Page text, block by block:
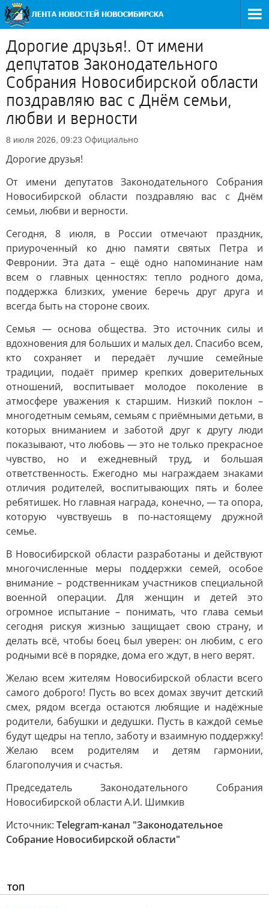
Дорогие друзья!. От имени
депутатов Законодательного
Собрания Новосибирской области
поздравляю вас с Днём семьи,
любви и верности
8 июля 2026, 09:23 Официально
Дорогие друзья!
От имени депутатов Законодательного Собрания
Новосибирской области поздравляю вас с Днём
семьи, любви и верности.
Сегодня, 8 июля, в России отмечают праздник,
приуроченный ко дню памяти святых Петра и
Февронии. Эта дата – ещё одно напоминание нам
всем о главных ценностях: тепло родного дома,
поддержка близких, умение беречь друг друга и
всегда быть на стороне своих.
Семья — основа общества. Это источник силы и
вдохновения для больших и малых дел. Спасибо всем,
кто сохраняет и передаёт лучшие семейные
традиции, подаёт пример крепких доверительных
отношений, воспитывает молодое поколение в
атмосфере уважения к старшим. Низкий поклон –
многодетным семьям, семьям с приёмными детьми, в
которых вниманием и заботой друг к другу люди
показывают, что любовь — это не только прекрасное
чувство, но и ежедневный труд, и большая
ответственность. Ежегодно мы награждаем знаками
отличия родителей, воспитывающих пять и более
ребятишек. Но главная награда, конечно, — та опора,
которую чувствуешь в по-настоящему дружной
семье.
В Новосибирской области разработаны и действуют
многочисленные меры поддержки семей, особое
внимание – родственникам участников специальной
военной операции. Для женщин и детей это
огромное испытание – понимать, что глава семьи
сегодня рискуя жизнью защищает свою страну, и
делать всё, чтобы боец был уверен: он любим, с его
родными всё в порядке, дома его ждут, в него верят.
Желаю всем жителям Новосибирской области всего
самого доброго! Пусть во всех домах звучит детский
смех, рядом всегда остаются любящие и надёжные
родители, бабушки и дедушки. Пусть в каждой семье
будут щедры на тепло, заботу и взаимную поддержку!
Желаю всем родителям и детям гармонии,
благополучия и счастья.
Председатель Законодательного Собрания
Новосибирской области А.И. Шимкив
Источник: Telegram-канал "Законодательное
Собрание Новосибирской области"
ТОП